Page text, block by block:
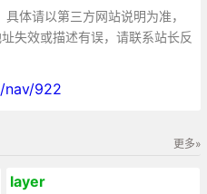
体请以第三方网站说明为准，
失效或描述有误，请联系站长反
922
更多»
layer